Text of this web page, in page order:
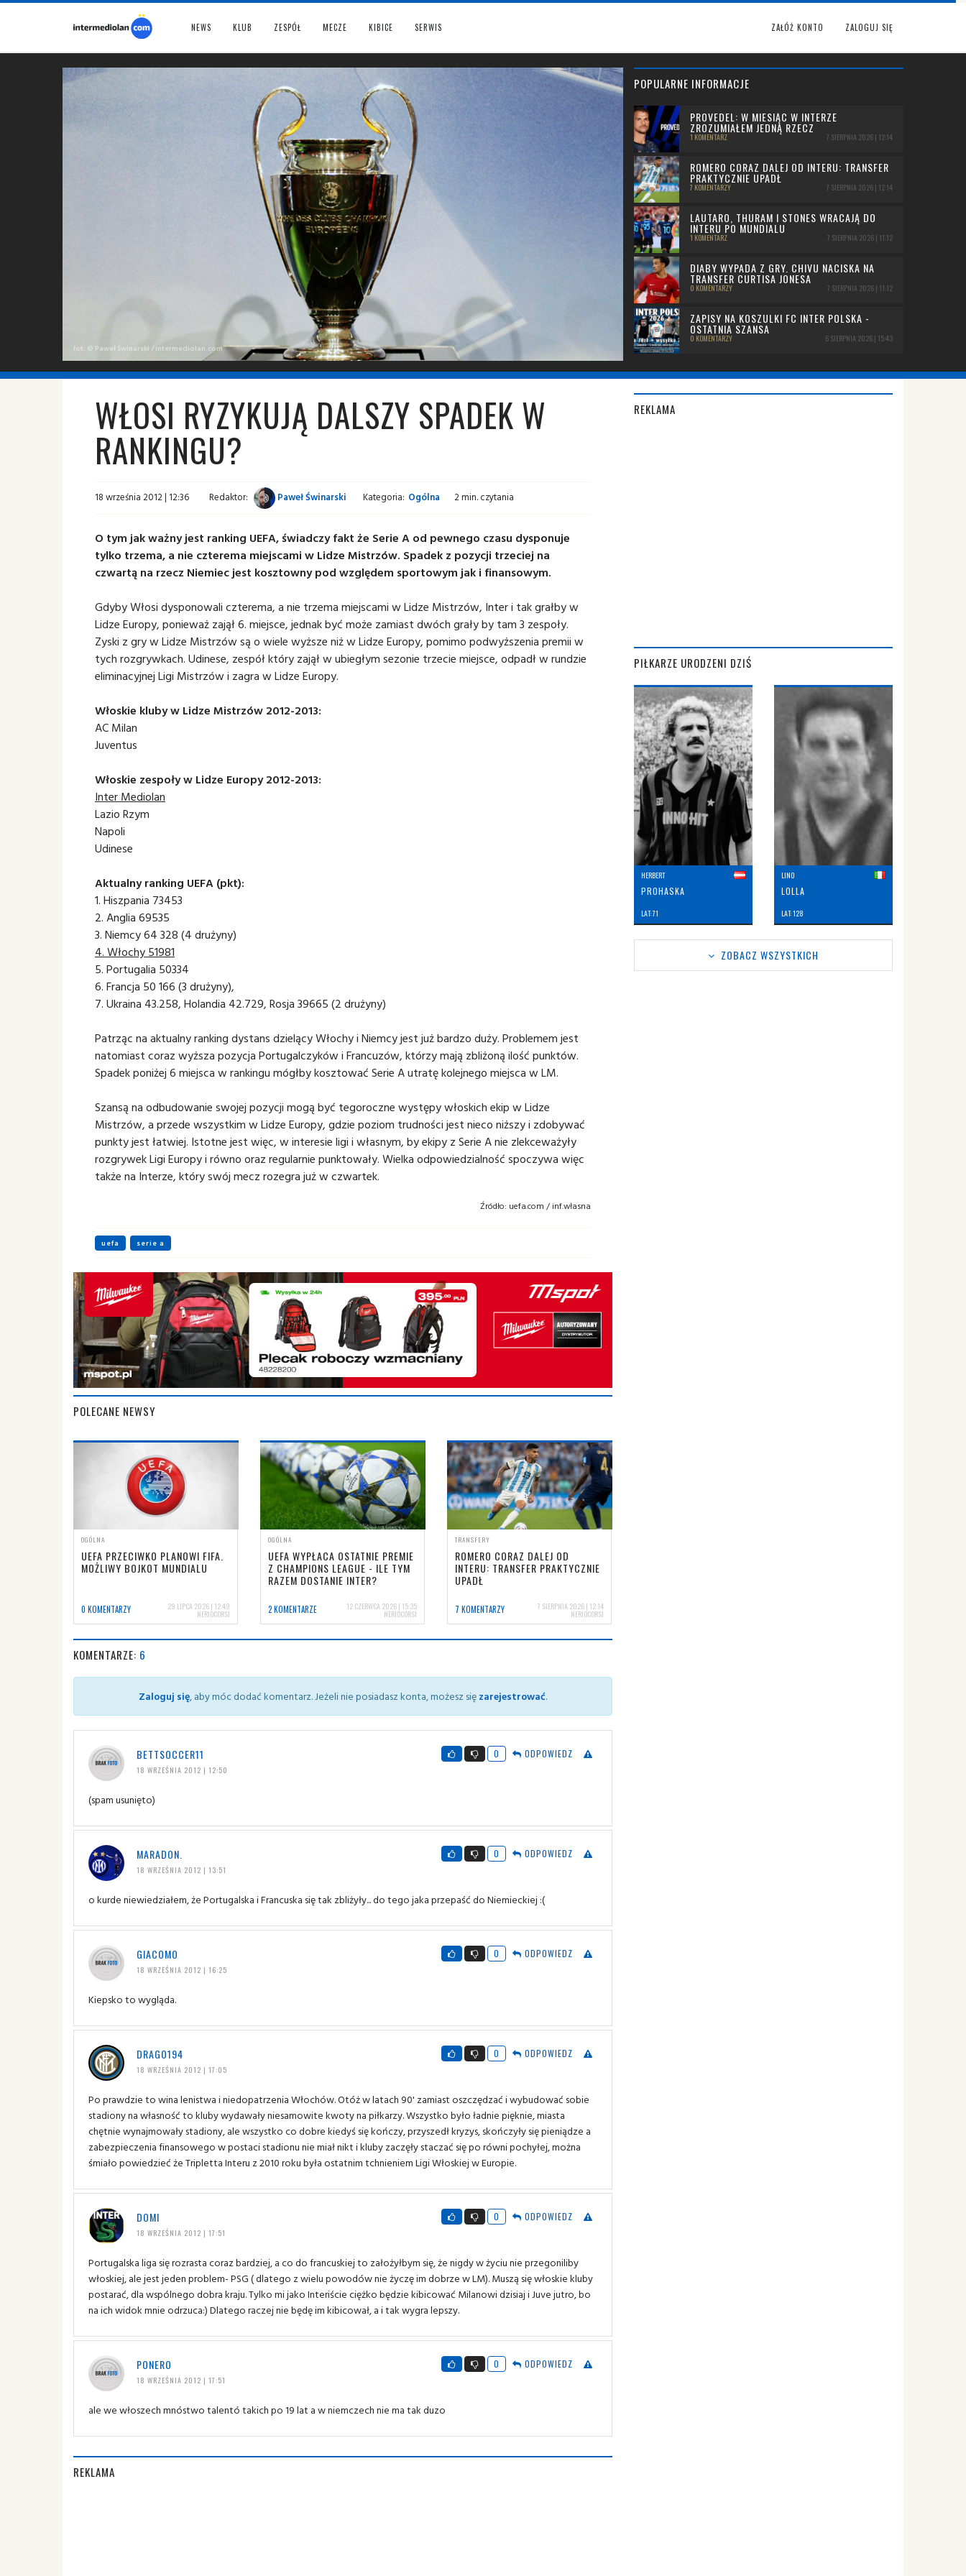
NEWS KLUB ZESPÓŁ MECZE KIBICE SERWIS ZAŁÓŻ KONTO ZALOGUJ SIĘ
fot. © Paweł Świnarski / intermediolan.com
POPULARNE INFORMACJE
PROVEDEL: W MIESIĄC W INTERZE
ZROZUMIAŁEM JEDNĄ RZECZ
1 KOMENTARZ 7 SIERPNIA 2026 | 12:14
ROMERO CORAZ DALEJ OD INTERU: TRANSFER
PRAKTYCZNIE UPADŁ
7 KOMENTARZY 7 SIERPNIA 2026 | 12:14
LAUTARO, THURAM I STONES WRACAJĄ DO
INTERU PO MUNDIALU
1 KOMENTARZ 7 SIERPNIA 2026 | 11:12
DIABY WYPADA Z GRY. CHIVU NACISKA NA
TRANSFER CURTISA JONESA
0 KOMENTARZY 7 SIERPNIA 2026 | 11:12
ZAPISY NA KOSZULKI FC INTER POLSKA -
OSTATNIA SZANSA
0 KOMENTARZY 6 SIERPNIA 2026 | 15:43
WŁOSI RYZYKUJĄ DALSZY SPADEK W
RANKINGU?
18 września 2012 | 12:36 Redaktor: Paweł Świnarski Kategoria: Ogólna 2 min. czytania
O tym jak ważny jest ranking UEFA, świadczy fakt że Serie A od pewnego czasu dysponuje
tylko trzema, a nie czterema miejscami w Lidze Mistrzów. Spadek z pozycji trzeciej na
czwartą na rzecz Niemiec jest kosztowny pod względem sportowym jak i finansowym.
Gdyby Włosi dysponowali czterema, a nie trzema miejscami w Lidze Mistrzów, Inter i tak grałby w
Lidze Europy, ponieważ zajął 6. miejsce, jednak być może zamiast dwóch grały by tam 3 zespoły.
Zyski z gry w Lidze Mistrzów są o wiele wyższe niż w Lidze Europy, pomimo podwyższenia premii w
tych rozgrywkach. Udinese, zespół który zajął w ubiegłym sezonie trzecie miejsce, odpadł w rundzie
eliminacyjnej Ligi Mistrzów i zagra w Lidze Europy.
Włoskie kluby w Lidze Mistrzów 2012-2013:
AC Milan
Juventus
Włoskie zespoły w Lidze Europy 2012-2013:
Inter Mediolan
Lazio Rzym
Napoli
Udinese
Aktualny ranking UEFA (pkt):
1. Hiszpania 73453
2. Anglia 69535
3. Niemcy 64 328 (4 drużyny)
4. Włochy 51981
5. Portugalia 50334
6. Francja 50 166 (3 drużyny),
7. Ukraina 43.258, Holandia 42.729, Rosja 39665 (2 drużyny)
Patrząc na aktualny ranking dystans dzielący Włochy i Niemcy jest już bardzo duży. Problemem jest
natomiast coraz wyższa pozycja Portugalczyków i Francuzów, którzy mają zbliżoną ilość punktów.
Spadek poniżej 6 miejsca w rankingu mógłby kosztować Serie A utratę kolejnego miejsca w LM.
Szansą na odbudowanie swojej pozycji mogą być tegoroczne występy włoskich ekip w Lidze
Mistrzów, a przede wszystkim w Lidze Europy, gdzie poziom trudności jest nieco niższy i zdobywać
punkty jest łatwiej. Istotne jest więc, w interesie ligi i własnym, by ekipy z Serie A nie zlekceważyły
rozgrywek Ligi Europy i równo oraz regularnie punktowały. Wielka odpowiedzialność spoczywa więc
także na Interze, który swój mecz rozegra już w czwartek.
Źródło: uefa.com / inf.własna
uefa serie a
POLECANE NEWSY
OGÓLNA
UEFA PRZECIWKO PLANOWI FIFA.
MOŻLIWY BOJKOT MUNDIALU
0 KOMENTARZY 29 LIPCA 2026 | 12:49
NERIOCORSI
OGÓLNA
UEFA WYPŁACA OSTATNIE PREMIE
Z CHAMPIONS LEAGUE - ILE TYM
RAZEM DOSTANIE INTER?
2 KOMENTARZE 12 CZERWCA 2026 | 15:35
NERIOCORSI
TRANSFERY
ROMERO CORAZ DALEJ OD
INTERU: TRANSFER PRAKTYCZNIE
UPADŁ
7 KOMENTARZY 7 SIERPNIA 2026 | 12:14
NERIOCORSI
KOMENTARZE: 6
Zaloguj się, aby móc dodać komentarz. Jeżeli nie posiadasz konta, możesz sięzarejestrować.
BETTSOCCER11
18 WRZEŚNIA 2012 | 12:50
0 ODPOWIEDZ
(spam usunięto)
MARADON.
18 WRZEŚNIA 2012 | 13:51
0 ODPOWIEDZ
o kurde niewiedziałem, że Portugalska i Francuska się tak zbliżyły... do tego jaka przepaść do Niemieckiej :(
GIACOMO
18 WRZEŚNIA 2012 | 16:25
0 ODPOWIEDZ
Kiepsko to wygląda.
DRAGO194
18 WRZEŚNIA 2012 | 17:05
0 ODPOWIEDZ
Po prawdzie to wina lenistwa i niedopatrzenia Włochów. Otóż w latach 90' zamiast oszczędzać i wybudować sobie
stadiony na własność to kluby wydawały niesamowite kwoty na piłkarzy. Wszystko było ładnie pięknie, miasta
chętnie wynajmowały stadiony, ale wszystko co dobre kiedyś się kończy, przyszedł kryzys, skończyły się pieniądze a
zabezpieczenia finansowego w postaci stadionu nie miał nikt i kluby zaczęły staczać się po równi pochyłej, można
śmiało powiedzieć że Tripletta Interu z 2010 roku była ostatnim tchnieniem Ligi Włoskiej w Europie.
DOMI
18 WRZEŚNIA 2012 | 17:51
0 ODPOWIEDZ
Portugalska liga się rozrasta coraz bardziej, a co do francuskiej to założyłbym się, że nigdy w życiu nie przegoniliby
włoskiej, ale jest jeden problem- PSG ( dlatego z wielu powodów nie życzę im dobrze w LM). Muszą się włoskie kluby
postarać, dla wspólnego dobra kraju. Tylko mi jako Interiście ciężko będzie kibicować Milanowi dzisiaj i Juve jutro, bo
na ich widok mnie odrzuca:) Dlatego raczej nie będę im kibicował, a i tak wygra lepszy.
PONERO
18 WRZEŚNIA 2012 | 17:51
0 ODPOWIEDZ
ale we włoszech mnóstwo talentó takich po 19 lat a w niemczech nie ma tak duzo
REKLAMA
REKLAMA
PIŁKARZE URODZENI DZIŚ
HERBERT
PROHASKA
LAT: 71
LINO
LOLLA
LAT: 128
ZOBACZ WSZYSTKICH